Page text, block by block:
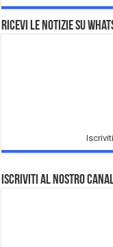
Ricevi le notizie su
Iscriviti al nostro